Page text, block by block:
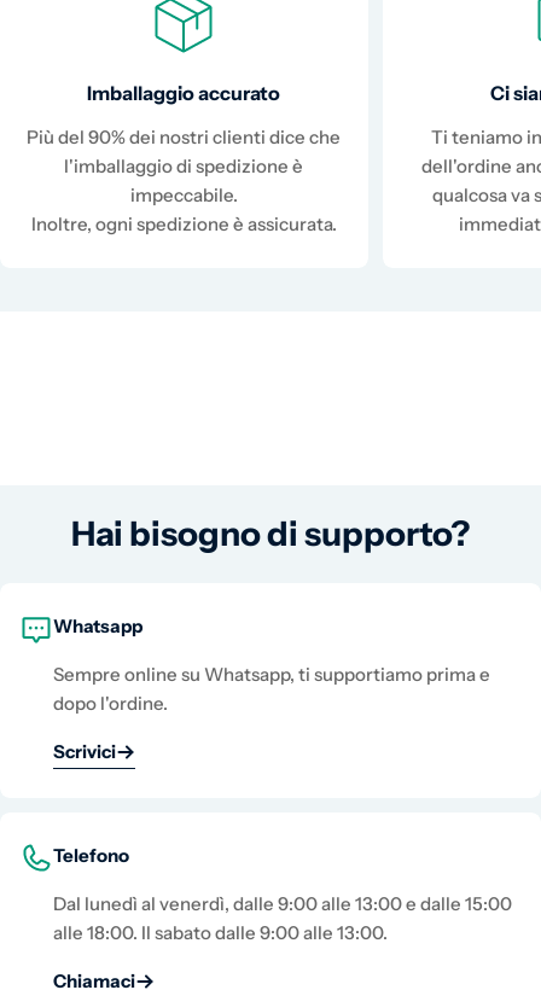
Imballaggio accurato
Più del 90% dei nostri clienti dice che
l'imballaggio di spedizione è
impeccabile.
Inoltre, ogni spedizione è assicurata.
Ci
Ti teniamo
dell'ordine
qualcosa va
Hai bisogno di supporto?
Whatsapp
Sempre online su Whatsapp, ti supportiamo prima e
dopo l'ordine.
Scrivici
Telefono
Dal lunedì al venerdì, dalle 9:00 alle 13:00 e dalle 15:00
alle 18:00. Il sabato dalle 9:00 alle 13:00.
Chiamaci